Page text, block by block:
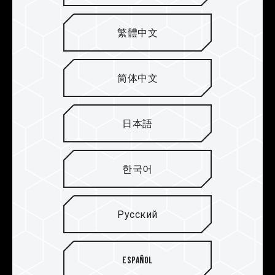
памяти DDR4. Чернила остаются невредимыми
даже после суровых испытаний в условиях
высокой температуры. Гоночный стиль
притягивает взгляд и восхищает геймеров.
繁體中文
简体中文
日本語
한국어
Русский
Español